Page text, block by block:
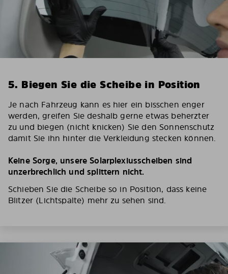
5. Biegen Sie die Scheibe in Position
Je nach Fahrzeug kann es hier ein bisschen enger
werden, greifen Sie deshalb gerne etwas beherzter
zu und biegen (nicht knicken) Sie den Sonnenschutz
damit Sie ihn hinter die Verkleidung stecken können.
Keine Sorge, unsere Solarplexiusscheiben sind
unzerbrechlich und splittern nicht.
Schieben Sie die Scheibe so in Position, dass keine
Blitzer (Lichtspalte) mehr zu sehen sind.